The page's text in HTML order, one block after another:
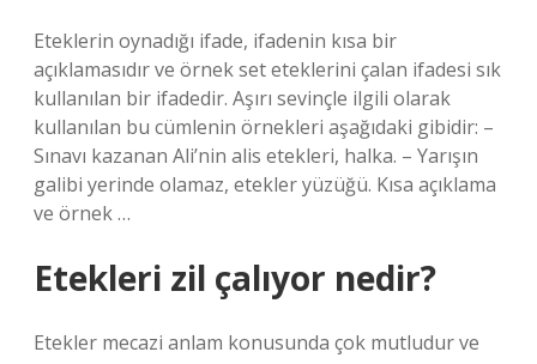
Eteklerin oynadığı ifade, ifadenin kısa bir
açıklamasıdır ve örnek set eteklerini çalan ifadesi sık
kullanılan bir ifadedir. Aşırı sevinçle ilgili olarak
kullanılan bu cümlenin örnekleri aşağıdaki gibidir: –
Sınavı kazanan Ali’nin alis etekleri, halka. – Yarışın
galibi yerinde olamaz, etekler yüzüğü. Kısa açıklama
ve örnek …
Etekleri zil çalıyor nedir?
Etekler mecazi anlam konusunda çok mutludur ve